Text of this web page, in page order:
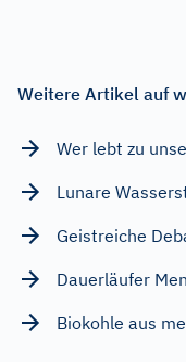
Weitere Artikel auf
Wer lebt zu
Lunare
Geistreiche
Dauerläufer
Biokohle aus